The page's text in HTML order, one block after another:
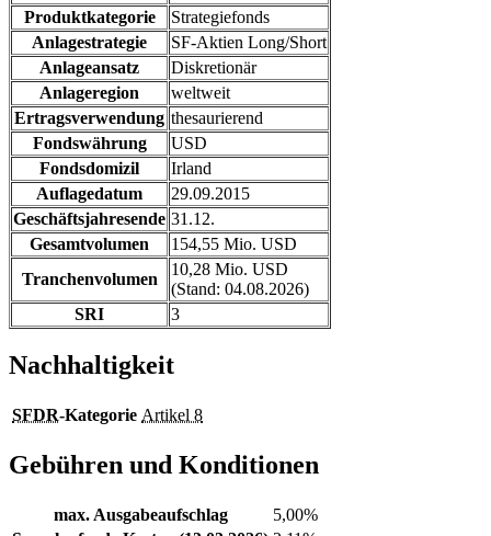
Produktkategorie
Strategiefonds
Anlagestrategie
SF-Aktien Long/Short
Anlageansatz
Diskretionär
Anlageregion
weltweit
Ertragsverwendung thesaurierend
Fondswährung
USD
Fondsdomizil
Irland
Auflagedatum
29.09.2015
Geschäftsjahresende 31.12.
Gesamtvolumen
154,55 Mio. USD
Tranchenvolumen
10,28 Mio. USD
(Stand: 04.08.2026)
SRI
3
Nachhaltigkeit
SFDR-Kategorie Artikel 8
Gebühren und Konditionen
max. Ausgabeaufschlag
5,00%